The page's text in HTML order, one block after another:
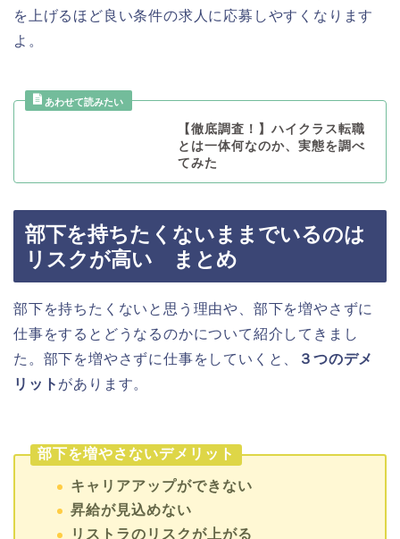
を上げるほど良い条件の求人に応募しやすくなります
よ。
【徹底調査！】ハイクラス転職
とは一体何なのか、実態を調べ
てみた
部下を持ちたくないままでいるのは
リスクが高い まとめ
部下を持ちたくないと思う理由や、部下を増やさずに
仕事をするとどうなるのかについて紹介してきまし
た。部下を増やさずに仕事をしていくと、
３つのデメ
リット があります。
部下を増やさないデメリット
キャリアアップができない
昇給が見込めない
リストラのリスクが上がる